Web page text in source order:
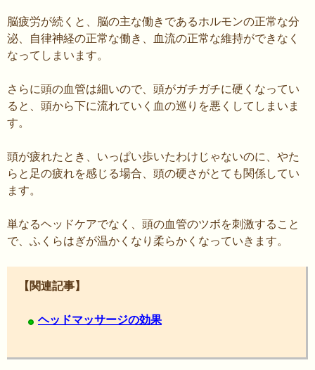
脳疲労が続くと、脳の主な働きであるホルモンの正常な分
泌、自律神経の正常な働き、血流の正常な維持ができなく
なってしまいます。
さらに頭の血管は細いので、頭がガチガチに硬くなってい
ると、頭から下に流れていく血の巡りを悪くしてしまいま
す。
頭が疲れたとき、いっぱい歩いたわけじゃないのに、やた
らと足の疲れを感じる場合、頭の硬さがとても関係してい
ます。
単なるヘッドケアでなく、頭の血管のツボを刺激すること
で、ふくらはぎが温かくなり柔らかくなっていきます。
【関連記事】
ヘッドマッサージの効果